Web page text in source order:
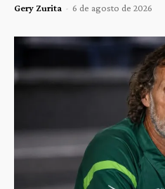
Gery Zurita - 6 de agosto de 2026